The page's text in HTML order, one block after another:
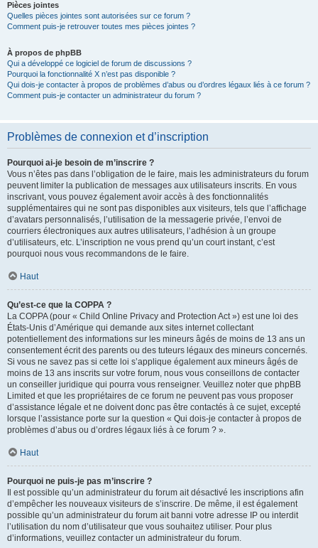
Pièces jointes
Quelles pièces jointes sont autorisées sur ce forum ?
Comment puis-je retrouver toutes mes pièces jointes ?
À propos de phpBB
Qui a développé ce logiciel de forum de discussions ?
Pourquoi la fonctionnalité X n’est pas disponible ?
Qui dois-je contacter à propos de problèmes d’abus ou d’ordres légaux liés à ce forum ?
Comment puis-je contacter un administrateur du forum ?
Problèmes de connexion et d’inscription
Pourquoi ai-je besoin de m’inscrire ?
Vous n’êtes pas dans l’obligation de le faire, mais les administrateurs du forum
peuvent limiter la publication de messages aux utilisateurs inscrits. En vous
inscrivant, vous pouvez également avoir accès à des fonctionnalités
supplémentaires qui ne sont pas disponibles aux visiteurs, tels que l’affichage
d’avatars personnalisés, l’utilisation de la messagerie privée, l’envoi de
courriers électroniques aux autres utilisateurs, l’adhésion à un groupe
d’utilisateurs, etc. L’inscription ne vous prend qu’un court instant, c’est
pourquoi nous vous recommandons de le faire.
Haut
Qu’est-ce que la COPPA ?
La COPPA (pour « Child Online Privacy and Protection Act ») est une loi des
États-Unis d’Amérique qui demande aux sites internet collectant
potentiellement des informations sur les mineurs âgés de moins de 13 ans un
consentement écrit des parents ou des tuteurs légaux des mineurs concernés.
Si vous ne savez pas si cette loi s’applique également aux mineurs âgés de
moins de 13 ans inscrits sur votre forum, nous vous conseillons de contacter
un conseiller juridique qui pourra vous renseigner. Veuillez noter que phpBB
Limited et que les propriétaires de ce forum ne peuvent pas vous proposer
d’assistance légale et ne doivent donc pas être contactés à ce sujet, excepté
lorsque l’assistance porte sur la question « Qui dois-je contacter à propos de
problèmes d’abus ou d’ordres légaux liés à ce forum ? ».
Haut
Pourquoi ne puis-je pas m’inscrire ?
Il est possible qu’un administrateur du forum ait désactivé les inscriptions afin
d’empêcher les nouveaux visiteurs de s’inscrire. De même, il est également
possible qu’un administrateur du forum ait banni votre adresse IP ou interdit
l’utilisation du nom d’utilisateur que vous souhaitez utiliser. Pour plus
d’informations, veuillez contacter un administrateur du forum.